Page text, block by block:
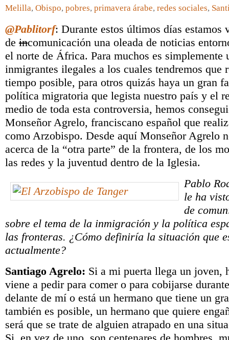
Melilla, Obispo, pobres, primavera árabe, redes sociales,
@Pablitorf: Durante estos últimos días estamos
de incomunicación una oleada de noticias
el norte de África. Para muchos es simplemente
inmigrantes ilegales a los cuales tendremos que
tiempo posible, para otros quizás haya un gran
política migratoria que legista nuestro país y el
medio de toda esta controversia, hemos
Monseñor Agrelo, franciscano español que
como Arzobispo. Desde aquí Monseñor Agrelo
acerca de la “otra parte” de la frontera, de los
las redes y la juventud dentro de la Iglesia.
Pablo
le ha
de
sobre el tema de la inmigración y la política
las fronteras. ¿Cómo definiría la situación que
actualmente?
Santiago Agrelo: Si a mi puerta llega un joven,
viene a pedir para comer o para cobijarse
delante de mí o está un hermano que tiene un
también es posible, un hermano que quiere
será que se trate de alguien atrapado en una